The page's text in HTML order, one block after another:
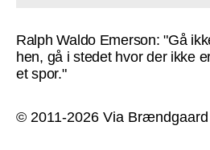
Ralph Waldo Emerson: "Gå
hen, gå i stedet hvor der ikke
et spor."
© 2011-2026 Via Brændgaard